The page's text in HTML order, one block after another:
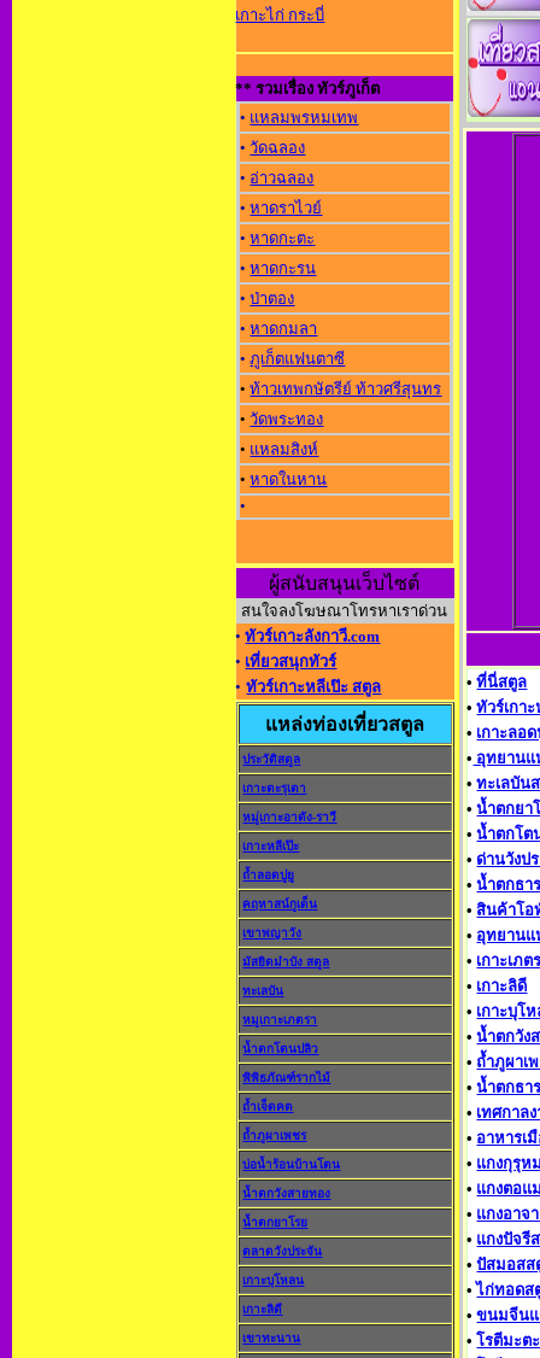
เกาะไก่ กระบี่
** รวมเรื่อง ทัวร์ภูเก็ต
• แหลมพรหมเทพ
• วัดฉลอง
• อ่าวฉลอง
• หาดราไวย์
• หาดกะตะ
• หาดกะรน
• ป่าตอง
• หาดกมลา
•ภูเก็ตแฟนตาซี
•ท้าวเทพกษัตรีย์ ท้าวศรีสุนทร
•วัดพระทอง
• แหลมสิงห์
•หาดในหาน
•
ผู้สนับสนุนเว็บไซต์
สนใจลงโฆษณาโทรหาเราด่วน
•ทัวร์เกาะลังกาวี.com
• เที่ยวสนุกทัวร์
• ทัวร์เกาะหลีเป๊ะ สตูล
แหล่งท่องเที่ยวสตูล
ประวัติสตูล
เกาะตะรุเตา
หมู่เกาะอาดัง-ราวี
เกาะหลีเป๊ะ
ถ้ำลอดปูยู
คฤหาสน์กูเด็น
เขาพญาวัง
มัสยิดมำบัง สตูล
ทะเลบัน
หมูเกาะเภตรา
น้ำตกโตนปลิว
พิพิธภัณฑ์รากไม้
ถ้ำเจ็ดคต
ถ้ำภูผาเพชร
บ่อน้ำร้อนบ้านโตน
น้ำตกวังสายทอง
น้ำตกยาโรย
ตลาดวังประจัน
เกาะบุโหลน
เกาะลิดี
เขาทะนาน
•ที่นี่สตูล
•ทัวร์เกา
• เกาะลอ
• อุทยานแ
•ทะเลบัน
•น้ำตกยา
•น้ำตกโต
• ด่านวังป
•น้ำตกธา
•สินค้าโอ
• อุทยานแ
• เกาะเภ
• เกาะลิดี
• เกาะบุโ
•น้ำตกวัง
• ถ้ำภูผาเ
•น้ำตกธา
• เทศกาล
• อาหารเ
• แกงกุรุห
• แกงตอแ
• แกงอาจ
• แกงปัจรี
•ปัสมอสส
•ไก่ทอดส
•ขนมจีน
•โรตีมะต